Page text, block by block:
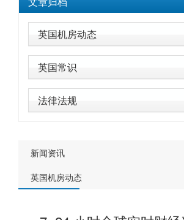
英国机房动态
英国常识
法律法规
新闻资讯
英国机房动态